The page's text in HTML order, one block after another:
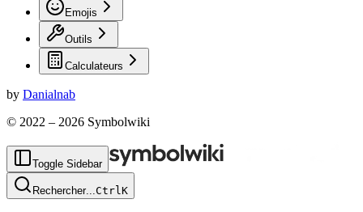
Emojis
Outils
Calculateurs
by Danialnab
© 2022 – 2026 Symbolwiki
Toggle Sidebar
Rechercher...CtrlK